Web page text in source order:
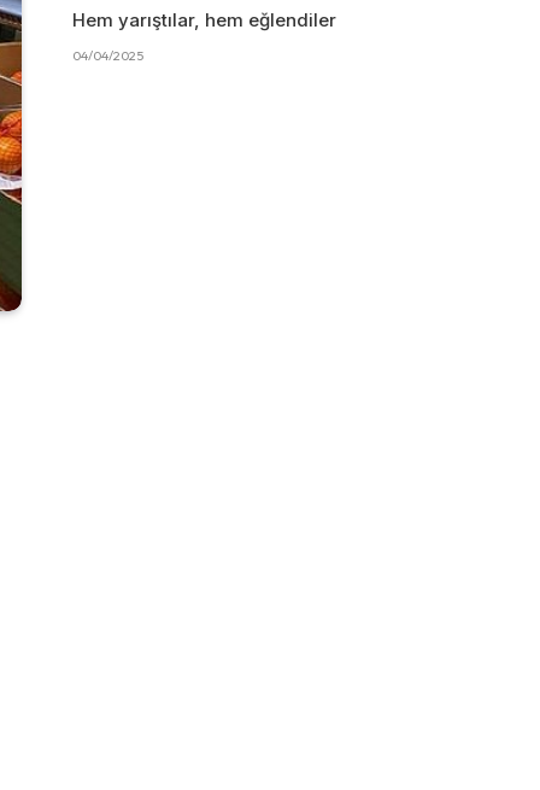
Hem yarıştılar, hem eğlendiler
04/04/2025